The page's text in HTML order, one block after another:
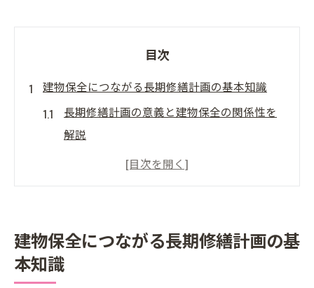
目次
建物保全につながる長期修繕計画の基本知識
長期修繕計画の意義と建物保全の関係性を
解説
建物保全を叶える長期修繕計画の基本構成
視点
建築物の長期修繕計画が保全に果たす役割
建物保全につながる長期修繕計画の基
本知識